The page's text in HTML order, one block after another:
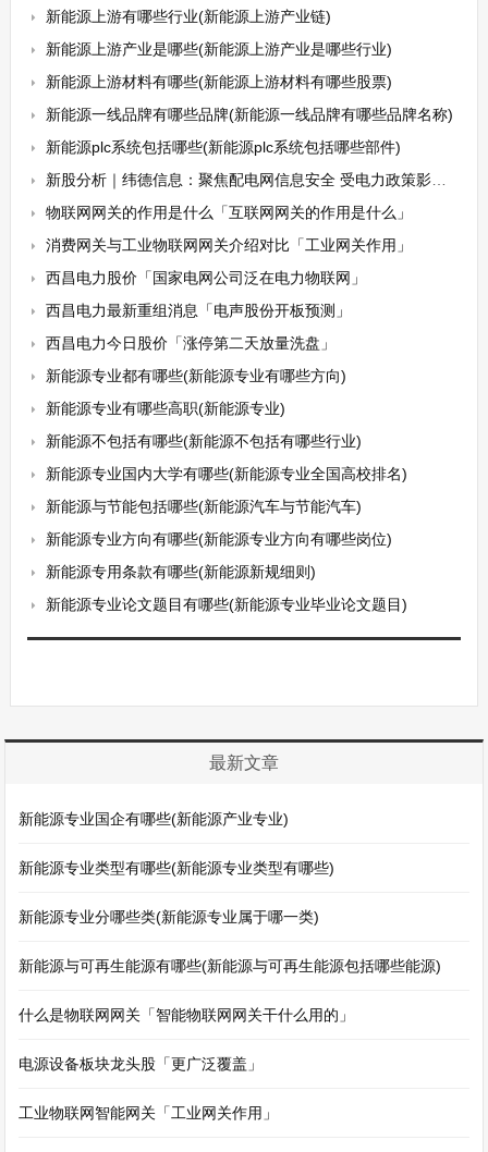
新能源上游有哪些行业(新能源上游产业链)
新能源上游产业是哪些(新能源上游产业是哪些行业)
新能源上游材料有哪些(新能源上游材料有哪些股票)
新能源一线品牌有哪些品牌(新能源一线品牌有哪些品牌名称)
新能源plc系统包括哪些(新能源plc系统包括哪些部件)
新股分析｜纬德信息：聚焦配电网信息安全 受电力政策影响较大
物联网网关的作用是什么「互联网网关的作用是什么」
消费网关与工业物联网网关介绍对比「工业网关作用」
西昌电力股价「国家电网公司泛在电力物联网」
西昌电力最新重组消息「电声股份开板预测」
西昌电力今日股价「涨停第二天放量洗盘」
新能源专业都有哪些(新能源专业有哪些方向)
新能源专业有哪些高职(新能源专业)
新能源不包括有哪些(新能源不包括有哪些行业)
新能源专业国内大学有哪些(新能源专业全国高校排名)
新能源与节能包括哪些(新能源汽车与节能汽车)
新能源专业方向有哪些(新能源专业方向有哪些岗位)
新能源专用条款有哪些(新能源新规细则)
新能源专业论文题目有哪些(新能源专业毕业论文题目)
最新文章
新能源专业国企有哪些(新能源产业专业)
新能源专业类型有哪些(新能源专业类型有哪些)
新能源专业分哪些类(新能源专业属于哪一类)
新能源与可再生能源有哪些(新能源与可再生能源包括哪些能源)
什么是物联网网关「智能物联网网关干什么用的」
电源设备板块龙头股「更广泛覆盖」
工业物联网智能网关「工业网关作用」